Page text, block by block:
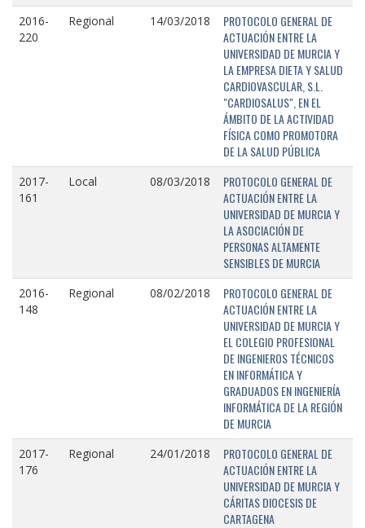
2016-
220
Regional 14/03/2018
PROTOCOLO GENERAL DE
ACTUACIÓN ENTRE LA
UNIVERSIDAD DE MURCIA Y
LA EMPRESA DIETA Y SALUD
CARDIOVASCULAR, S.L.
"CARDIOSALUS", EN EL
ÁMBITO DE LA ACTIVIDAD
FÍSICA COMO PROMOTORA
DE LA SALUD PÚBLICA
2017-
161
Local 08/03/2018
PROTOCOLO GENERAL DE
ACTUACIÓN ENTRE LA
UNIVERSIDAD DE MURCIA Y
LA ASOCIACIÓN DE
PERSONAS ALTAMENTE
SENSIBLES DE MURCIA
2016-
148
Regional 08/02/2018
PROTOCOLO GENERAL DE
ACTUACIÓN ENTRE LA
UNIVERSIDAD DE MURCIA Y
EL COLEGIO PROFESIONAL
DE INGENIEROS TÉCNICOS
EN INFORMÁTICA Y
GRADUADOS EN INGENIERÍA
INFORMÁTICA DE LA REGIÓN
DE MURCIA
2017-
176
Regional 24/01/2018
PROTOCOLO GENERAL DE
ACTUACIÓN ENTRE LA
UNIVERSIDAD DE MURCIA Y
CÁRITAS DIOCESIS DE
CARTAGENA